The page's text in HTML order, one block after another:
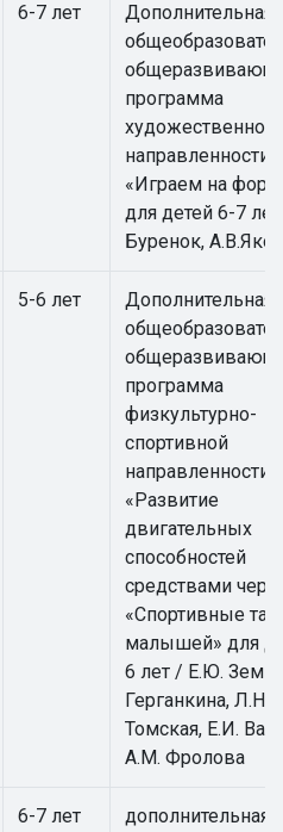
6-7 лет
Дополнительная
программа
художественной
направленности
«Играем на
для детей 6-7
Буренок,
5-6 лет
Дополнительная
программа
физкультурно-
спортивной
направленности
«Развитие
двигательных
способностей
средствами
«Спортивные
малышей» для
6 лет / Е.Ю.
Герганкина, Л.Н.
Томская, Е.И.
А.М. Фролова
6-7 лет
дополнительная